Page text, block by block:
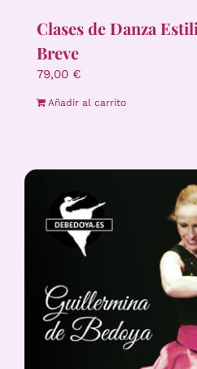
Clases de Danza
Breve
79,00 €
Añadir al carrito